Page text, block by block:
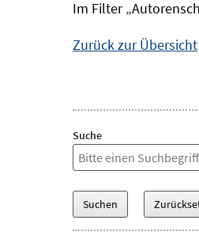
Im Filter
Zurück zur Übersicht
Suche